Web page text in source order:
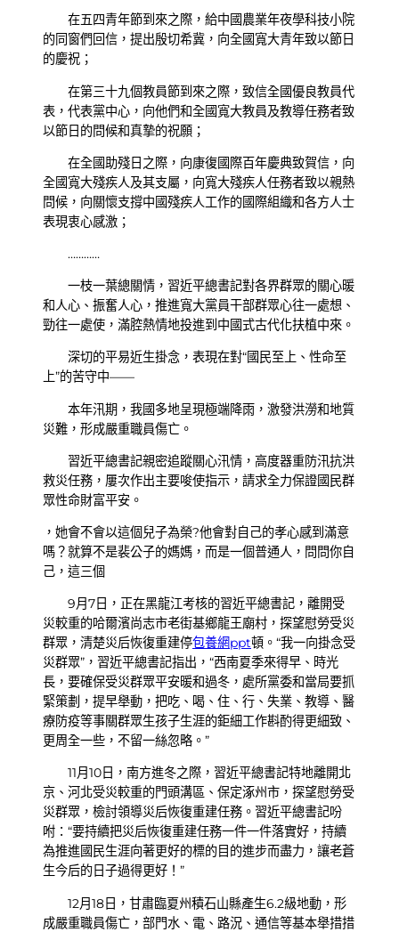
在五四青年節到來之際，給中國農業年夜學科技小院
的同窗們回信，提出殷切希冀，向全國寬大青年致以節日
的慶祝；
在第三十九個教員節到來之際，致信全國優良教員代
表，代表黨中心，向他們和全國寬大教員及教導任務者致
以節日的問候和真摯的祝願；
在全國助殘日之際，向康復國際百年慶典致賀信，向
全國寬大殘疾人及其支屬，向寬大殘疾人任務者致以親熱
問候，向關懷支撐中國殘疾人工作的國際組織和各方人士
表現衷心感激；
…………
一枝一葉總關情，習近平總書記對各界群眾的關心暖
和人心、振奮人心，推進寬大黨員干部群眾心往一處想、
勁往一處使，滿腔熱情地投進到中國式古代化扶植中來。
深切的平易近生掛念，表現在對“國民至上、性命至
上”的苦守中——
本年汛期，我國多地呈現極端降雨，激發洪澇和地質
災難，形成嚴重職員傷亡。
習近平總書記親密追蹤關心汛情，高度器重防汛抗洪
救災任務，屢次作出主要唆使指示，請求全力保證國民群
眾性命財富平安。
，她會不會以這個兒子為榮?他會對自己的孝心感到滿意
嗎？就算不是裴公子的媽媽，而是一個普通人，問問你自
己，這三個
9月7日，正在黑龍江考核的習近平總書記，離開受
災較重的哈爾濱尚志市老街基鄉龍王廟村，探望慰勞受災
群眾，清楚災后恢復重建停包養網ppt頓。“我一向掛念受
災群眾”，習近平總書記指出，“西南夏季來得早、時光
長，要確保受災群眾平安暖和過冬，處所黨委和當局要抓
緊策劃，提早舉動，把吃、喝、住、行、失業、教導、醫
療防疫等事關群眾生孩子生涯的鉅細工作斟酌得更細致、
更周全一些，不留一絲忽略。”
11月10日，南方進冬之際，習近平總書記特地離開北
京、河北受災較重的門頭溝區、保定涿州市，探望慰勞受
災群眾，檢討領導災后恢復重建任務。習近平總書記吩
咐：“要持續把災后恢復重建任務一件一件落實好，持續
為推進國民生涯向著更好的標的目的進步而盡力，讓老蒼
生今后的日子過得更好！”
12月18日，甘肅臨夏州積石山縣產生6.2級地動，形
成嚴重職員傷亡，部門水、電、路況、通信等基本舉措措